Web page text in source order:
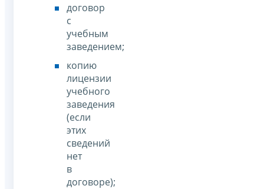
договор
с
учебным
заведением;
копию
лицензии
учебного
заведения
(если
этих
сведений
нет
в
договоре);